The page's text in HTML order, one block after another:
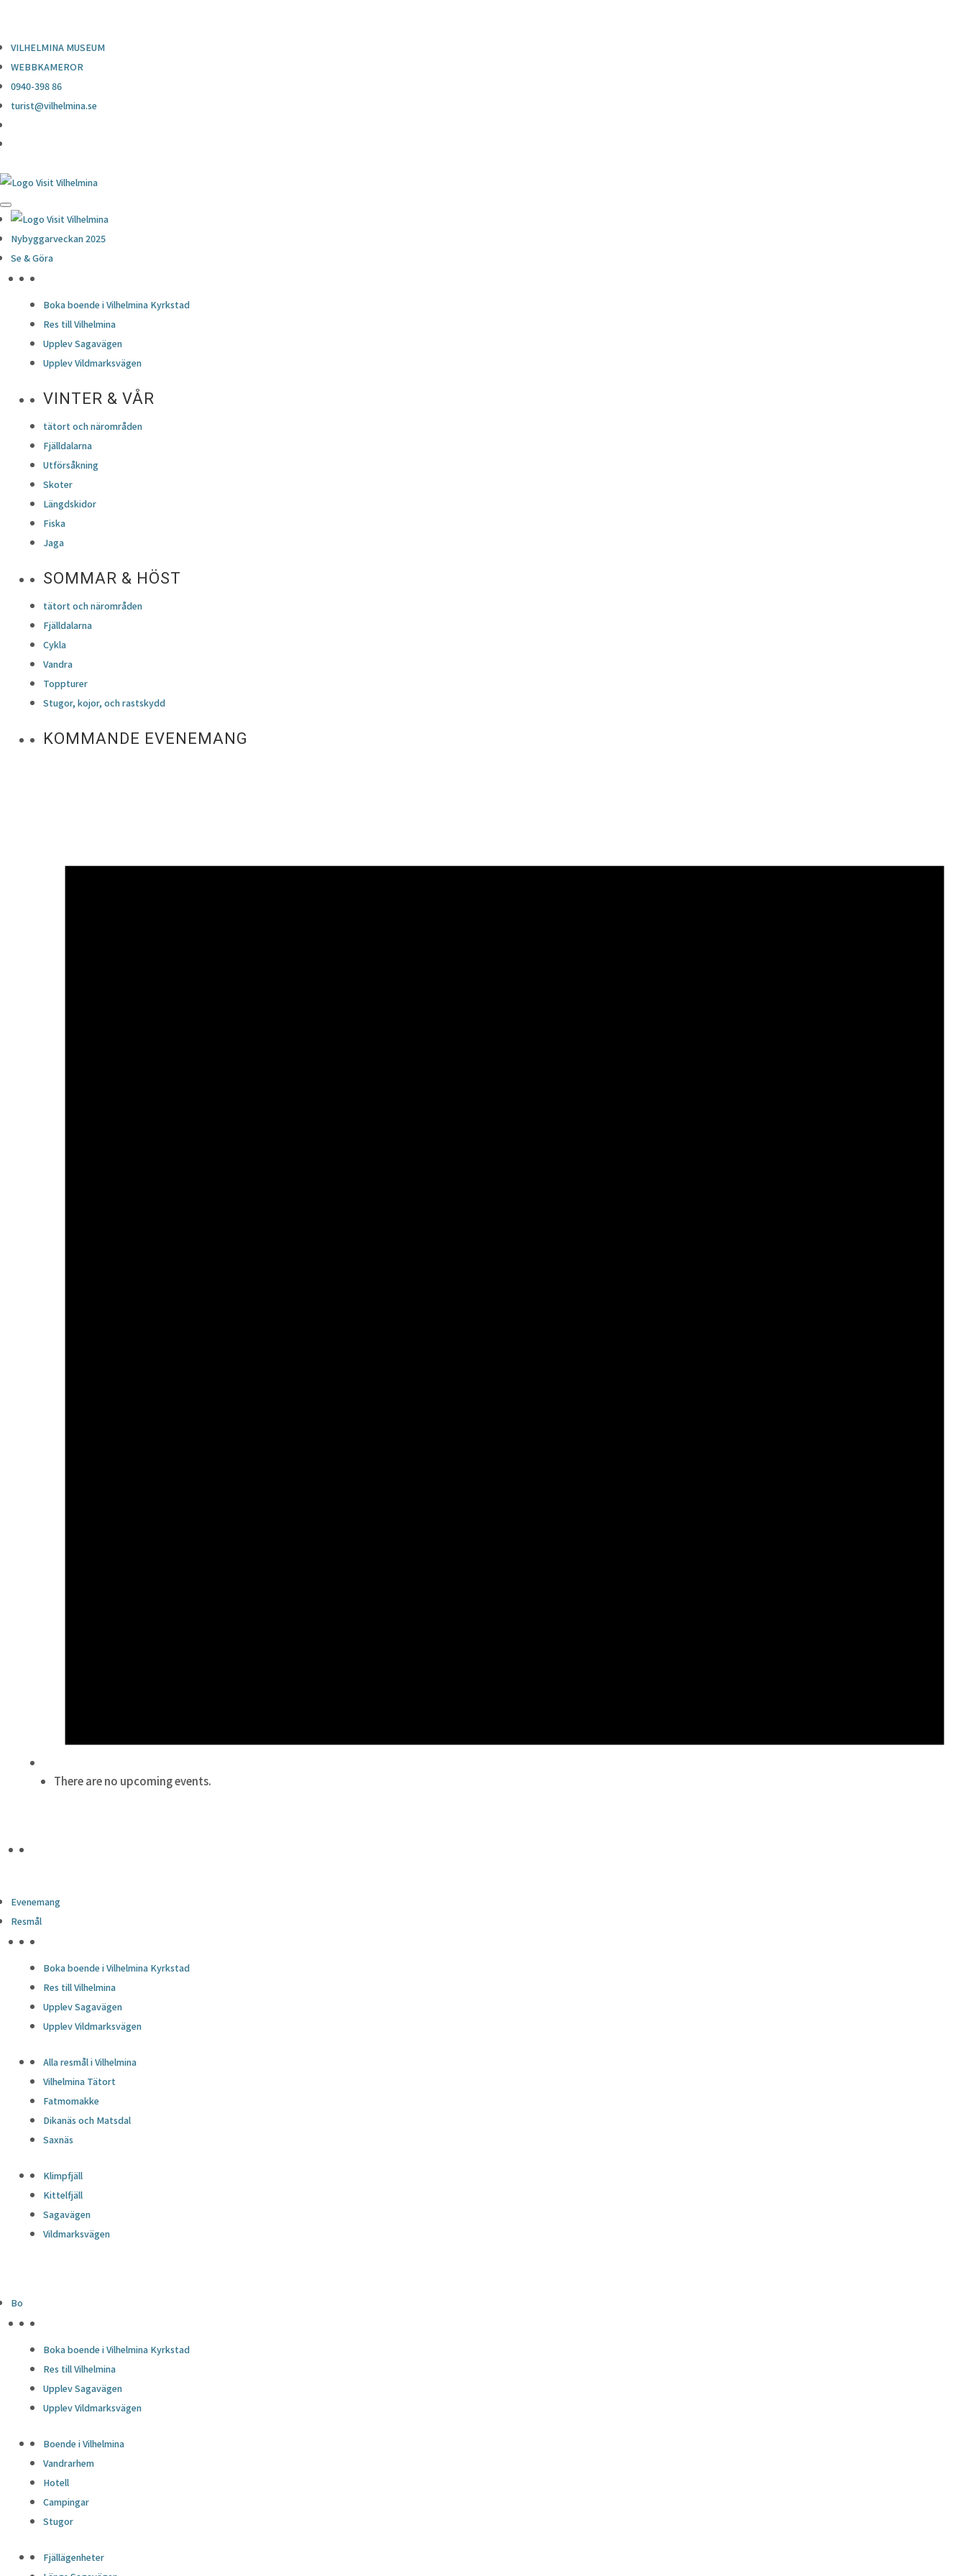
VILHELMINA MUSEUM
WEBBKAMEROR
0940-398 86
turist@vilhelmina.se
Nybyggarveckan 2025
Se & Göra
Boka boende i Vilhelmina Kyrkstad
Res till Vilhelmina
Upplev Sagavägen
Upplev Vildmarksvägen
VINTER & VÅR
tätort och närområden
Fjälldalarna
Utförsåkning
Skoter
Längdskidor
Fiska
Jaga
SOMMAR & HÖST
tätort och närområden
Fjälldalarna
Cykla
Vandra
Toppturer
Stugor, kojor, och rastskydd
KOMMANDE EVENEMANG
There are no upcoming events.
Evenemang
Resmål
Boka boende i Vilhelmina Kyrkstad
Res till Vilhelmina
Upplev Sagavägen
Upplev Vildmarksvägen
Alla resmål i Vilhelmina
Vilhelmina Tätort
Fatmomakke
Dikanäs och Matsdal
Saxnäs
Klimpfjäll
Kittelfjäll
Sagavägen
Vildmarksvägen
Bo
Boka boende i Vilhelmina Kyrkstad
Res till Vilhelmina
Upplev Sagavägen
Upplev Vildmarksvägen
Boende i Vilhelmina
Vandrarhem
Hotell
Campingar
Stugor
Fjällägenheter